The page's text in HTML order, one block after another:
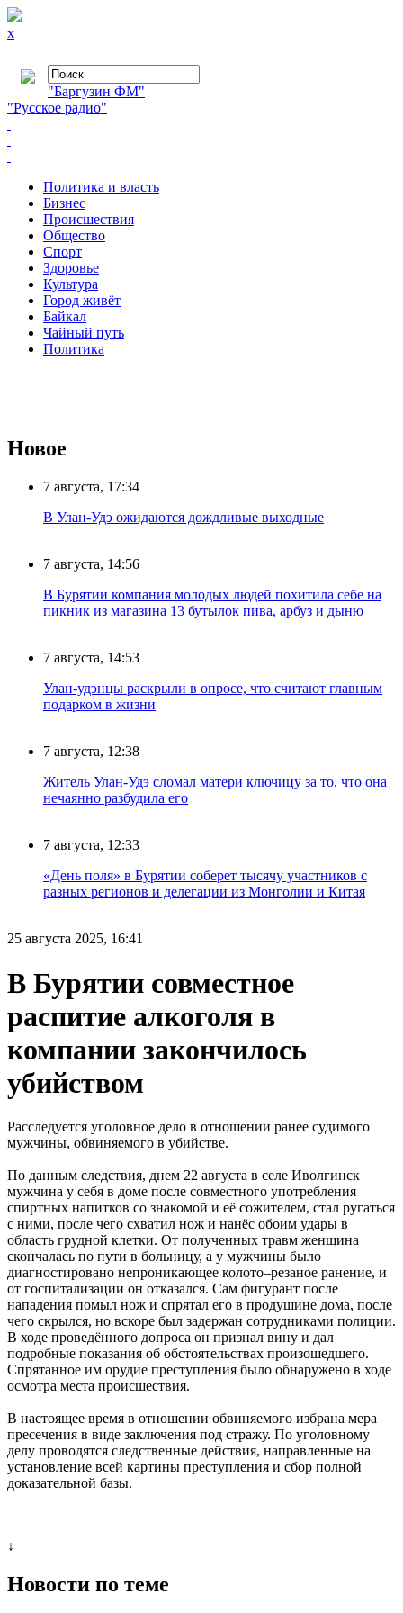
x
"Баргузин ФМ"
"Русское радио"
Политика и власть
Бизнес
Происшествия
Общество
Cпорт
Здоровье
Культура
Город живёт
Байкал
Чайный путь
Политика
Новое
7 августа, 17:34
В Улан-Удэ ожидаются дождливые выходные
7 августа, 14:56
В Бурятии компания молодых людей похитила себе на
пикник из магазина 13 бутылок пива, арбуз и дыню
7 августа, 14:53
Улан-удэнцы раскрыли в опросе, что считают главным
подарком в жизни
7 августа, 12:38
Житель Улан-Удэ сломал матери ключицу за то, что она
нечаянно разбудила его
7 августа, 12:33
«День поля» в Бурятии соберет тысячу участников с
разных регионов и делегации из Монголии и Китая
25 августа 2025, 16:41
В Бурятии совместное
распитие алкоголя в
компании закончилось
убийством
Расследуется уголовное дело в отношении ранее судимого
мужчины, обвиняемого в убийстве.
По данным следствия, днем 22 августа в селе Иволгинск
мужчина у себя в доме после совместного употребления
спиртных напитков со знакомой и её сожителем, стал ругаться
с ними, после чего схватил нож и нанёс обоим удары в
область грудной клетки. От полученных травм женщина
скончалась по пути в больницу, а у мужчины было
диагностировано непроникающее колото–резаное ранение, и
от госпитализации он отказался. Сам фигурант после
нападения помыл нож и спрятал его в продушине дома, после
чего скрылся, но вскоре был задержан сотрудниками полиции.
В ходе проведённого допроса он признал вину и дал
подробные показания об обстоятельствах произошедшего.
Спрятанное им орудие преступления было обнаружено в ходе
осмотра места происшествия.
В настоящее время в отношении обвиняемого избрана мера
пресечения в виде заключения под стражу. По уголовному
делу проводятся следственные действия, направленные на
установление всей картины преступления и сбор полной
доказательной базы.
↓
Новости по теме